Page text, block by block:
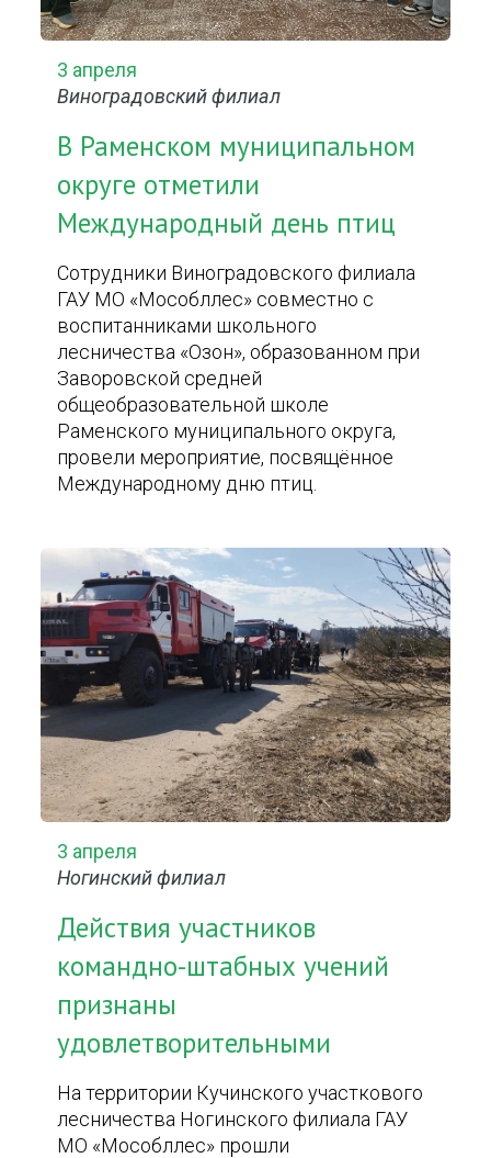
3 апреля
Виноградовский филиал
В Раменском муниципальном
округе отметили
Международный день птиц
Сотрудники Виноградовского филиала
ГАУ МО «Мособллес» совместно с
воспитанниками школьного
лесничества «Озон», образованном при
Заворовской средней
общеобразовательной школе
Раменского муниципального округа,
провели мероприятие, посвящённое
Международному дню птиц.
3 апреля
Ногинский филиал
Действия участников
командно-штабных учений
признаны
удовлетворительными
На территории Кучинского участкового
лесничества Ногинского филиала ГАУ
МО «Мособллес» прошли